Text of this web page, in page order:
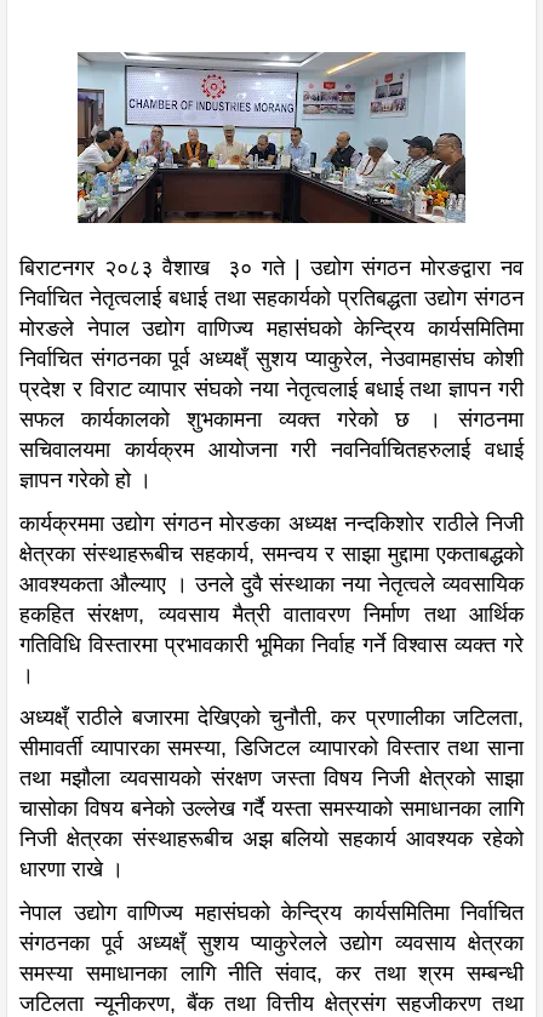
बिराटनगर २०८३ वैशाख ३० गते | उद्योग संगठन मोरङद्वारा नव
निर्वाचित नेतृत्वलाई बधाई तथा सहकार्यको प्रतिबद्धताउद्योग संगठन
मोरङले नेपाल उद्योग वाणिज्य महासंघको केन्द्रिय कार्यसमितिमा
निर्वाचित संगठनका पूर्व अध्यक्ष्ँ सुशय प्याकुरेल, नेउवामहासंघ कोशी
प्रदेश र विराट व्यापार संघको नया नेतृत्वलाई बधाई तथा ज्ञापन गरी
सफल कार्यकालको शुभकामना व्यक्त गरेको छ । संगठनमा
सचिवालयमा कार्यक्रम आयोजना गरी नवनिर्वाचितहरुलाई वधाई
ज्ञापन गरेको हो ।
कार्यक्रममा उद्योग संगठन मोरङका अध्यक्ष नन्दकिशोर राठीले निजी
क्षेत्रका संस्थाहरूबीच सहकार्य, समन्वय र साझा मुद्दामा एकताबद्धको
आवश्यकता औल्याए । उनले दुवै संस्थाका नया नेतृत्वले व्यवसायिक
हकहित संरक्षण, व्यवसाय मैत्री वातावरण निर्माण तथा आर्थिक
गतिविधि विस्तारमा प्रभावकारी भूमिका निर्वाह गर्ने विश्वास व्यक्त गरे
।
अध्यक्ष्ँ राठीले बजारमा देखिएको चुनौती, कर प्रणालीका जटिलता,
सीमावर्ती व्यापारका समस्या, डिजिटल व्यापारको विस्तार तथा साना
तथा मझौला व्यवसायको संरक्षण जस्ता विषय निजी क्षेत्रको साझा
चासोका विषय बनेको उल्लेख गर्दै यस्ता समस्याको समाधानका लागि
निजी क्षेत्रका संस्थाहरूबीच अझ बलियो सहकार्य आवश्यक रहेको
धारणा राखे ।
नेपाल उद्योग वाणिज्य महासंघको केन्द्रिय कार्यसमितिमा निर्वाचित
संगठनका पूर्व अध्यक्ष्ँ सुशय प्याकुरेलले उद्योग व्यवसाय क्षेत्रका
समस्या समाधानका लागि नीति संवाद, कर तथा श्रम सम्बन्धी
जटिलता न्यूनीकरण, बैंक तथा वित्तीय क्षेत्रसंग सहजीकरण तथा